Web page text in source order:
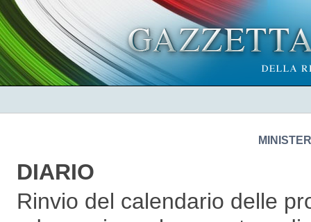
DIARIO
Rinvio del calendario delle